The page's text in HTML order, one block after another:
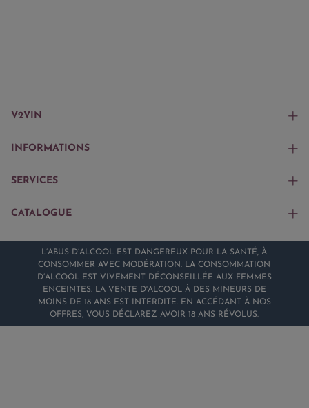
V2VIN
INFORMATIONS
SERVICES
CATALOGUE
L’ABUS D’ALCOOL EST DANGEREUX POUR LA SANTÉ, À
CONSOMMER AVEC MODÉRATION. LA CONSOMMATION
D’ALCOOL EST VIVEMENT DÉCONSEILLÉE AUX FEMMES
ENCEINTES. LA VENTE D'ALCOOL À DES MINEURS DE
MOINS DE 18 ANS EST INTERDITE. EN ACCÉDANT À NOS
OFFRES, VOUS DÉCLAREZ AVOIR 18 ANS RÉVOLUS.